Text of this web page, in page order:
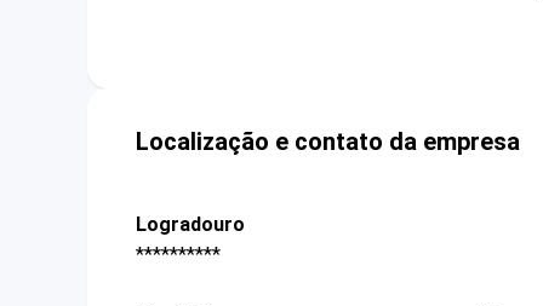
Localização e contato da empresa
Logradouro
**********